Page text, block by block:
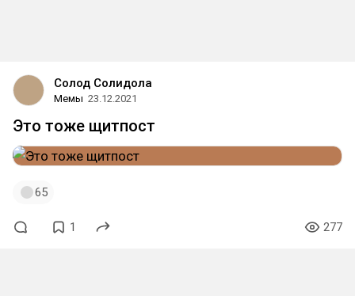
Солод Солидола
Мемы 23.12.2021
Это тоже щитпост
65
1 277